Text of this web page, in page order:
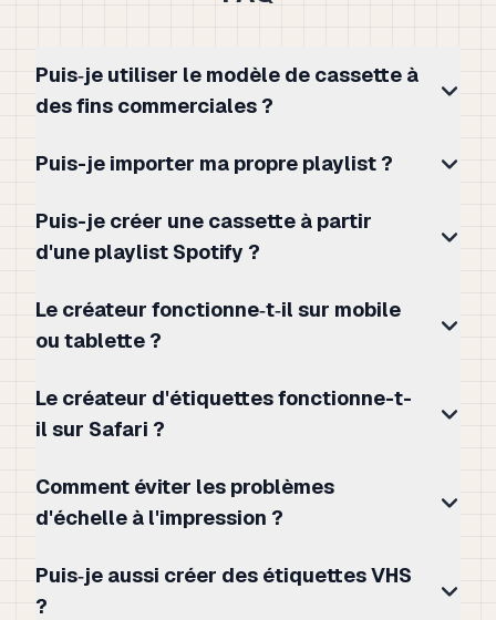
Puis‑je utiliser le modèle de cassette à
des fins commerciales ?
Puis-je importer ma propre playlist ?
Puis-je créer une cassette à partir
d'une playlist Spotify ?
Le créateur fonctionne‑t‑il sur mobile
ou tablette ?
Le créateur d'étiquettes fonctionne-t-
il sur Safari ?
Comment éviter les problèmes
d'échelle à l'impression ?
Puis‑je aussi créer des étiquettes VHS
?